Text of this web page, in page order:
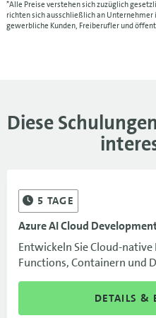
*Alle Preise verstehen sich zuzüglich
richten sich ausschließlich an Unternehmer
gewerbliche Kunden, Freiberufler und
Diese
5 TAGE
Azure AI Cloud
Entwickeln Sie Cloud-
Functions, Containern und
DETAILS &